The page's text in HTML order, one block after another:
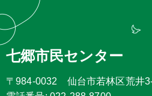
七郷市民センター
〒984-0032 仙台市若林区荒井